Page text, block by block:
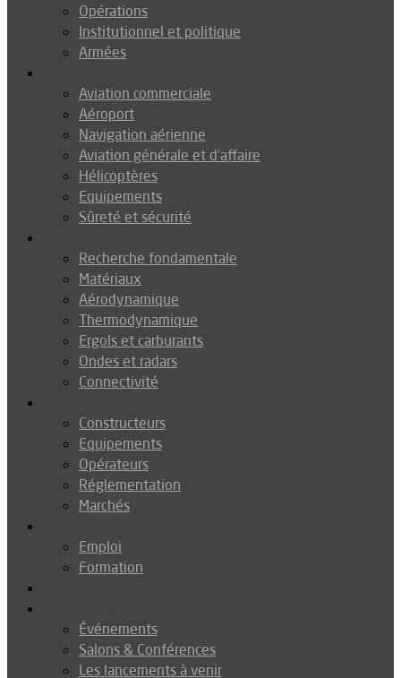
Opérations
Institutionnel et politique
Armées
Aviation commerciale
Aéroport
Navigation aérienne
Aviation générale et d’affaire
Hélicoptères
Equipements
Sûreté et sécurité
Recherche fondamentale
Matériaux
Aérodynamique
Thermodynamique
Ergols et carburants
Ondes et radars
Connectivité
Constructeurs
Equipements
Opérateurs
Réglementation
Marchés
Emploi
Formation
Événements
Salons & Conférences
Les lancements à venir